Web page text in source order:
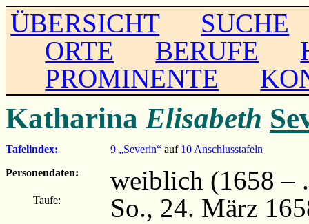
ÜBERSICHT
SUCHE
ORTE
BERUFE
PROMINENTE
Katharina Elisabeth
Tafelindex: 9 „Severin“ auf 10 Anschlusstafeln
Personendaten:
weiblich (1658 –
Taufe: So., 24. März